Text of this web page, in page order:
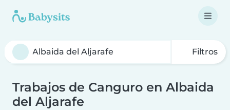
Filtros
Trabajos de Canguro en Albaida
del Aljarafe